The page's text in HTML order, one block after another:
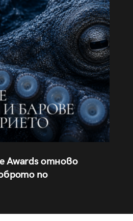
Awards отново
по